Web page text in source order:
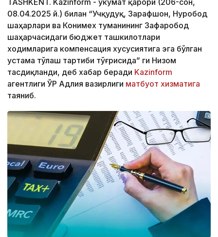
TASHKENT. Kazinform - Ҳукумат қарори (206-сон,
08.04.2025 й.) билан “Учқудуқ, Зарафшон, Нуробод
шаҳарлари ва Конимех туманининг Зафаробод
шаҳарчасидаги бюджет ташкилотлари
ходимларига компенсация хусусиятига эга бўлган
устама тўлаш тартиби тўғрисида” ги Низом
тасдиқланди, деб хабар беради Kazinform
агентлиги ЎР Адлия вазирлиги матбуот хизматига
таяниб.